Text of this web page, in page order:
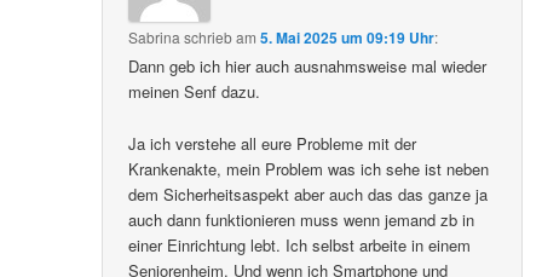
Sabrinaschriebam5. Mai 2025 um 09:19 Uhr:
Dann geb ich hier auch ausnahmsweise mal wieder
meinen Senf dazu.
Ja ich verstehe all eure Probleme mit der
Krankenakte, mein Problem was ich sehe ist neben
dem Sicherheitsaspekt aber auch das das ganze ja
auch dann funktionieren muss wenn jemand zb in
einer Einrichtung lebt. Ich selbst arbeite in einem
Seniorenheim. Und wenn ich Smartphone und